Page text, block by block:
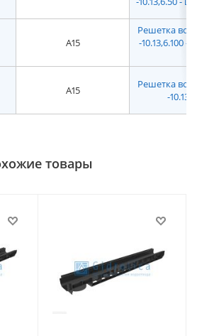
A15
Решетка
-10.13,6.100
A15
Решетка
-
товары